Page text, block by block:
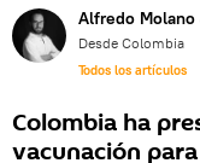
Alfredo
Desde Colombia
Todos los artículos
Colombia ha
vacunación